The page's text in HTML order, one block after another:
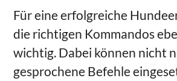
Für eine erfolgreiche
die richtigen Kommandos
wichtig. Dabei können nicht
gesprochene Befehle